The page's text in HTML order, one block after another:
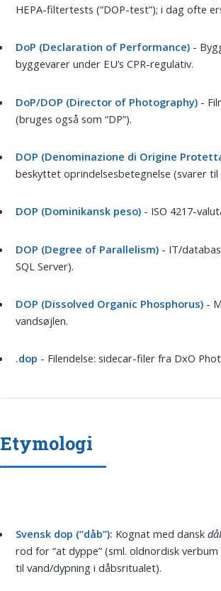
HEPA-filtertests (“DOP-test”); i dag ofte
DoP (Declaration of Performance) -
byggevarer under EU’s CPR-regulativ.
DoP/DOP (Director of Photography) -
(bruges også som “DP”).
DOP (Denominazione di Origine
beskyttet oprindelsesbetegnelse (svarer til
DOP (Dominikansk peso) - ISO 4217-
DOP (Degree of Parallelism) - IT/
SQL Server).
DOP (Dissolved Organic Phosphorus) -
vandsøjlen.
.dop - Filendelse: sidecar-filer fra DxO
Etymologi
Svensk dop (“dåb”): Kognat med dansk
rod for “at dyppe” (sml. oldnordisk
til vand/dypning i dåbsritualet).